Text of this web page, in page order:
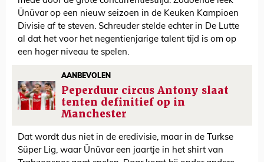
Ünüvar op een nieuw seizoen in de Keuken Kampioen
Divisie af te steven. Schreuder stelde echter in De Lutte
al dat het voor het negentienjarige talent tijd is om op
een hoger niveau te spelen.
AANBEVOLEN
Peperduur circus Antony slaat
tenten definitief op in
Manchester
Dat wordt dus niet in de eredivisie, maar in de Turkse
Süper Lig, waar Ünüvar een jaartje in het shirt van